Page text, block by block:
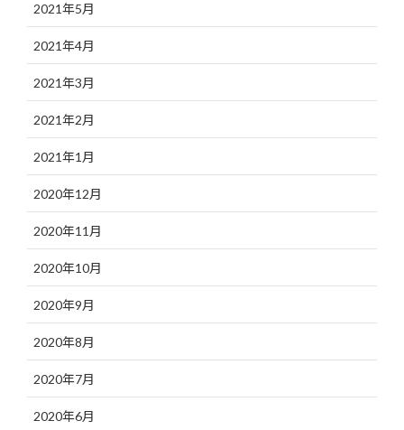
2021年5月
2021年4月
2021年3月
2021年2月
2021年1月
2020年12月
2020年11月
2020年10月
2020年9月
2020年8月
2020年7月
2020年6月